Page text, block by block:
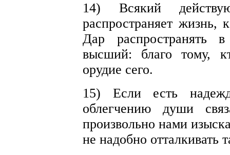
14) Всякий
распространяет
Дар распространять
высший: благо тому,
орудие сего.
15) Если есть
облегчению души
произвольно нами
не надобно отталкивать